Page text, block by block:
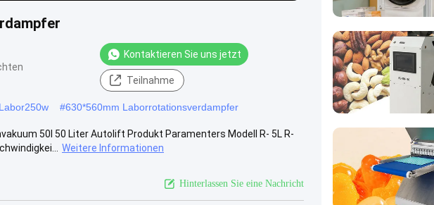
Kontaktieren Sie uns jetzt
Teilnahme
#630*560mm Laborrotationsverdampfer
50l 50 Liter Autolift Produkt Paramenters Modell R- 5L R-
Weitere Informationen
Hinterlassen Sie eine Nachricht